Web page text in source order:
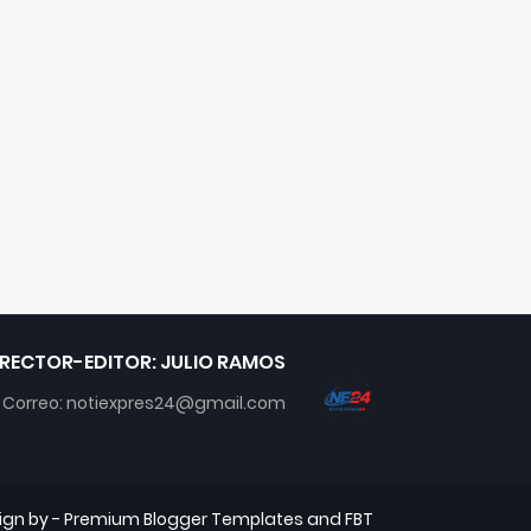
EDITOR: JULIO RAMOS
Correo: notiexpres24@gmail.com
by -Premium Blogger Templates and FBT